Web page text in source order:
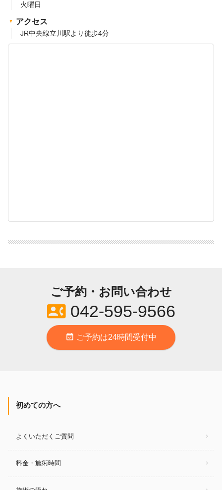
火曜日
アクセス
JR中央線立川駅より徒歩4分
ご予約・お問い合わせ
contact_phone042-595-9566
event_available ご予約は24時間受付中
初めての方へ
よくいただくご質問
料金・施術時間